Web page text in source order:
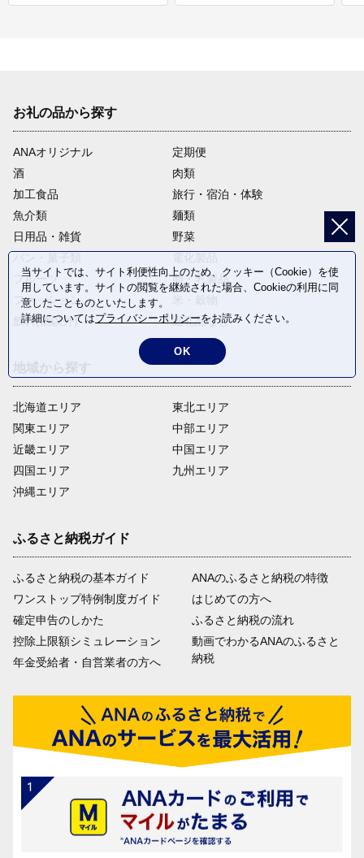
お礼の品から探す
ANAオリジナル
定期便
酒
肉類
加工食品
旅行・宿泊・体験
魚介類
麺類
日用品・雑貨
野菜
フルーツ
卵・乳製品
ファッション
飲料(酒以外)
返礼品なし
北海道エリア
関東エリア
近畿エリア
四国エリア
沖縄エリア
東北エリア
中部エリア
中国エリア
九州エリア
ふるさと納税ガイド
ふるさと納税の基本ガイド
ワンストップ特例制度ガイド
確定申告のしかた
控除上限額シミュレーション
年金受給者・自営業者の方へ
ANAのふるさと納税の特徴
はじめての方へ
ふるさと納税の流れ
動画でわかるANAのふるさと
納税
当サイトでは、サイト利便性向上のため、クッキー（Cookie）を使
用しています。サイトの閲覧を継続された場合、Cookieの利用に同
意したことものといたします。
詳細についてはプライバシーポリシーをお読みください。
OK